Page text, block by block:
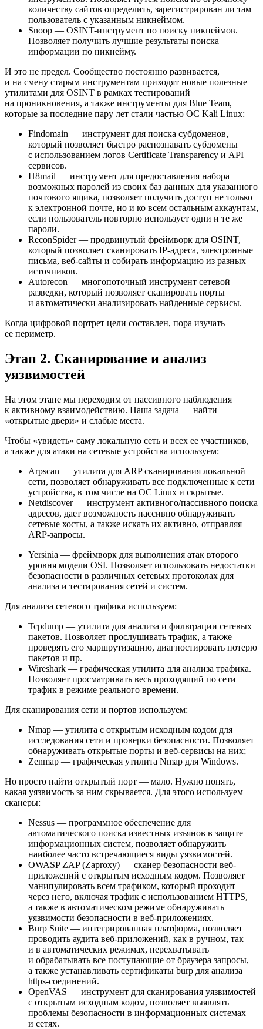
количеству сайтов определить, зарегистрирован ли там
пользователь с указанным никнеймом.
Snoop — OSINT-инструмент по поиску никнеймов.
Позволяет получить лучшие результаты поиска
информации по никнейму.
И это не предел. Сообщество постоянно развивается,
и на смену старым инструментам приходят новые полезные
утилитами для OSINT в рамках тестирований
на проникновения, а также инструменты для Blue Team,
которые за последние пару лет стали частью ОС Kali Linux:
Findomain — инструмент для поиска субдоменов,
который позволяет быстро распознавать субдомены
с использованием логов Certificate Transparency и API
сервисов.
H8mail — инструмент для предоставления набора
возможных паролей из своих баз данных для указанного
почтового ящика, позволяет получить доступ не только
к электронной почте, но и ко всем остальным аккаунтам,
если пользователь повторно использует одни и те же
пароли.
ReconSpider — продвинутый фреймворк для OSINT,
который позволяет сканировать IP-адреса, электронные
письма, веб-сайты и собирать информацию из разных
источников.
Autorecon — многопоточный инструмент сетевой
разведки, который позволяет сканировать порты
и автоматически анализировать найденные сервисы.
Когда цифровой портрет цели составлен, пора изучать
ее периметр.
Этап 2. Сканирование и анализ
уязвимостей
На этом этапе мы переходим от пассивного наблюдения
к активному взаимодействию. Наша задача — найти
«открытые двери» и слабые места.
Чтобы «увидеть» саму локальную сеть и всех ее участников,
а также для атаки на сетевые устройства используем:
Arpsсan — утилита для ARP сканирования локальной
сети, позволяет обнаруживать все подключенные к сети
устройства, в том числе на ОС Linux и скрытые.
Netdiscover — инструмент активного/пассивного поиска
адресов, дает возможность пассивно обнаруживать
сетевые хосты, а также искать их активно, отправляя
ARP-запросы.
Yersinia — фреймворк для выполнения атак второго
уровня модели OSI. Позволяет использовать недостатки
безопасности в различных сетевых протоколах для
анализа и тестирования сетей и систем.
Для анализа сетевого трафика используем:
Tcpdump — утилита для анализа и фильтрации сетевых
пакетов. Позволяет прослушивать трафик, а также
проверять его маршрутизацию, диагностировать потерю
пакетов и пр.
Wireshark — графическая утилита для анализа трафика.
Позволяет просматривать весь проходящий по сети
трафик в режиме реального времени.
Для сканирования сети и портов используем:
Nmap — утилита с открытым исходным кодом для
исследования сети и проверки безопасности. Позволяет
обнаруживать открытые порты и веб-сервисы на них;
Zenmap — графическая утилита Nmap для Windows.
Но просто найти открытый порт — мало. Нужно понять,
какая уязвимость за ним скрывается. Для этого используем
сканеры:
Nessus — программное обеспечение для
автоматического поиска известных изъянов в защите
информационных систем, позволяет обнаружить
наиболее часто встречающиеся виды уязвимостей.
OWASP ZAP (Zaproxy) — сканер безопасности веб-
приложений с открытым исходным кодом. Позволяет
манипулировать всем трафиком, который проходит
через него, включая трафик с использованием HTTPS,
а также в автоматическом режиме обнаруживать
уязвимости безопасности в веб-приложениях.
Burp Suite — интегрированная платформа, позволяет
проводить аудита веб-приложений, как в ручном, так
и в автоматических режимах, перехватывать
и обрабатывать все поступающие от браузера запросы,
а также устанавливать сертификаты burp для анализа
https-соединений.
OpenVAS — инструмент для сканирования уязвимостей
с открытым исходным кодом, позволяет выявлять
проблемы безопасности в информационных системах
и сетях.